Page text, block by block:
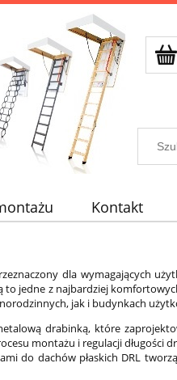
Kontakt
dla wymagających
to jedne z najbardziej
jak i budynkach
drabinką, które
montażu i regulacji długości
do dachów płaskich DRL